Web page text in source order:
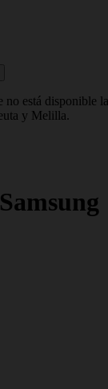
está disponible
y Melilla.